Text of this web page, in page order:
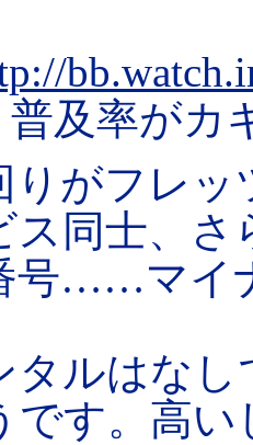
普及率がカ
がフレッ
ス同士、さ
号……マイ
ルはなし
です。高い